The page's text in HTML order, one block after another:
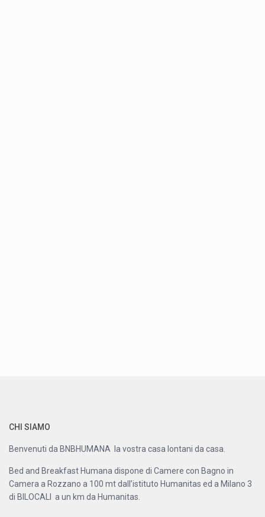
CHI SIAMO
Benvenuti da BNBHUMANA la vostra casa lontani da casa.
Bed and Breakfast Humana dispone di Camere con Bagno in
Camera a Rozzano a 100 mt dall’istituto Humanitas ed a Milano 3
di BILOCALI a un km da Humanitas.